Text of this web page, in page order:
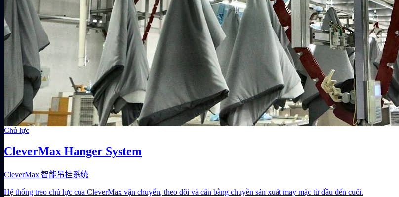
Chủ lực
CleverMax Hanger System
CleverMax 智能吊挂系统
Hệ thống treo chủ lực của CleverMax vận chuyển, theo dõi và cân bằng chuyền sản xuất may mặc từ đầu đến cuối.